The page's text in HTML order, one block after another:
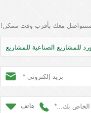
سنتواصل معك بأقرب وقت ممكن!
للمشاريع الصناعية للمشاريع
هاتف